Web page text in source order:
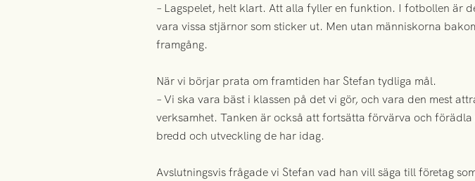
– Lagspelet, helt klart. Att alla fyller en funktion. I fotbollen är
vara vissa stjärnor som sticker ut. Men utan människorna
framgång.
När vi börjar prata om framtiden har Stefan tydliga mål.
– Vi ska vara bäst i klassen på det vi gör, och vara den mest
verksamhet. Tanken är också att fortsätta förvärva och
bredd och utveckling de har idag.
Avslutningsvis frågade vi Stefan vad han vill säga till företag